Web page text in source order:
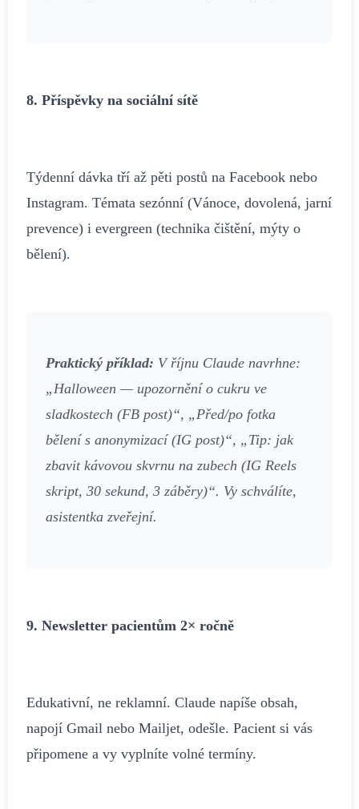
8. Příspěvky na sociální sítě
Týdenní dávka tří až pěti postů na Facebook nebo
Instagram. Témata sezónní (Vánoce, dovolená, jarní
prevence) i evergreen (technika čištění, mýty o
bělení).
Praktický příklad: V říjnu Claude navrhne:
„Halloween — upozornění o cukru ve
sladkostech (FB post)“, „Před/po fotka
bělení s anonymizací (IG post)“, „Tip: jak
zbavit kávovou skvrnu na zubech (IG Reels
skript, 30 sekund, 3 záběry)“. Vy schválíte,
asistentka zveřejní.
9. Newsletter pacientům 2× ročně
Edukativní, ne reklamní. Claude napíše obsah,
napojí Gmail nebo Mailjet, odešle. Pacient si vás
připomene a vy vyplníte volné termíny.